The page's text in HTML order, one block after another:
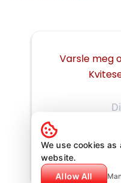
Varsle meg
We use cookies as
website.
Allow All